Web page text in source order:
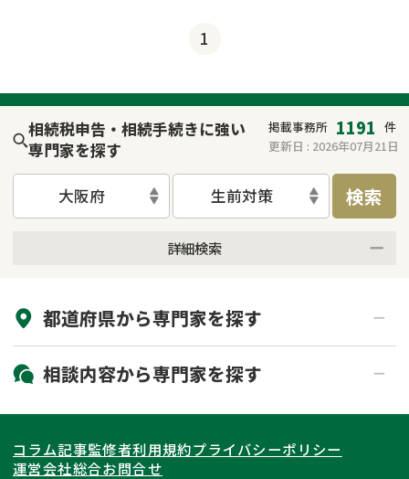
1
相続税申告・相続手続きに強い
専門家を探す
掲載事務所 1191 件
更新日 : 2026年07月21日
大阪府 生前対策 検索
詳細検索
初回相談無料
土日祝の相談可能
都道府県から専門家を探す
北海道・東北
北海道 青森県
岩手県 宮城県
関東
東京都 神奈川県
東海
相談内容から専門家を探す
相続登記
遺産分割
コラム記事監修者利用規約プライバシーポリシー
運営会社総合お問合せ